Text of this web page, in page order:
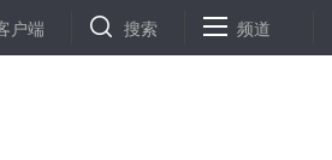
14例 疫情防控常态化，社区大门不能
户端 搜索 频道